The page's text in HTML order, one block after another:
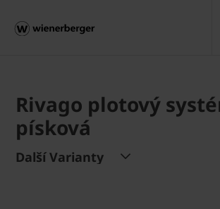
Rivago plotový
písková
Další Varianty